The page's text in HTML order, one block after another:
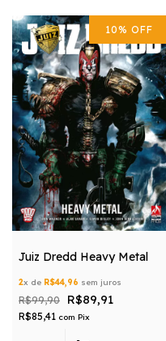
10% OFF
Juiz Dredd Heavy Metal
2x de R$44,96 sem juros
R$99,90 R$89,91
R$85,41 com Pix